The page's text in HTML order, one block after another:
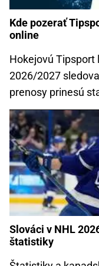
Kde pozerať
online
Hokejovú Tipsport
2026/2027
prenosy prinesú
Slováci v NHL
štatistiky